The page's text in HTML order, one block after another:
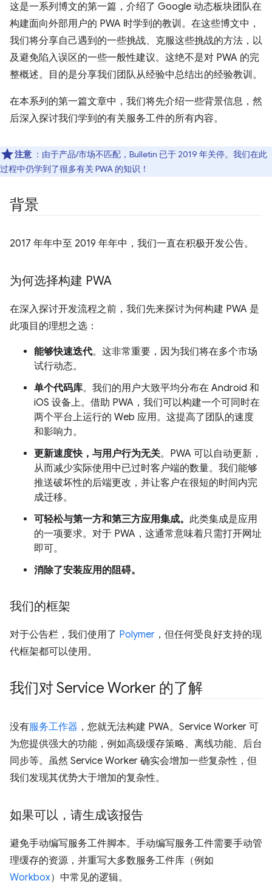
这是一系列博文的第一篇，介绍了 Google 动态板块团队在
构建面向外部用户的 PWA 时学到的教训。在这些博文中，
我们将分享自己遇到的一些挑战、克服这些挑战的方法，以
及避免陷入误区的一些一般性建议。这绝不是对 PWA 的完
整概述。目的是分享我们团队从经验中总结出的经验教训。
在本系列的第一篇文章中，我们将先介绍一些背景信息，然
后深入探讨我们学到的有关服务工件的所有内容。
注意 ：由于产品/市场不匹配，Bulletin 已于 2019 年关停。我们在此
过程中仍学到了很多有关 PWA 的知识！
背景
2017 年年中至 2019 年年中，我们一直在积极开发公告。
为何选择构建 PWA
在深入探讨开发流程之前，我们先来探讨为何构建 PWA 是
此项目的理想之选：
能够快速迭代。这非常重要，因为我们将在多个市场
试行动态。
单个代码库。我们的用户大致平均分布在 Android 和
iOS 设备上。借助 PWA，我们可以构建一个可同时在
两个平台上运行的 Web 应用。这提高了团队的速度
和影响力。
更新速度快，与用户行为无关。PWA 可以自动更新，
从而减少实际使用中已过时客户端的数量。我们能够
推送破坏性的后端更改，并让客户在很短的时间内完
成迁移。
可轻松与第一方和第三方应用集成。 此类集成是应用
的一项要求。对于 PWA，这通常意味着只需打开网址
即可。
消除了安装应用的阻碍。
我们的框架
对于公告栏，我们使用了 Polymer ，但任何受良好支持的现
代框架都可以使用。
我们对 Service Worker 的了解
没有服务工作器 ，您就无法构建 PWA。Service Worker 可
为您提供强大的功能，例如高级缓存策略、离线功能、后台
同步等。虽然 Service Worker 确实会增加一些复杂性，但
我们发现其优势大于增加的复杂性。
如果可以，请生成该报告
避免手动编写服务工件脚本。手动编写服务工件需要手动管
理缓存的资源，并重写大多数服务工件库（例如
Workbox）中常见的逻辑。